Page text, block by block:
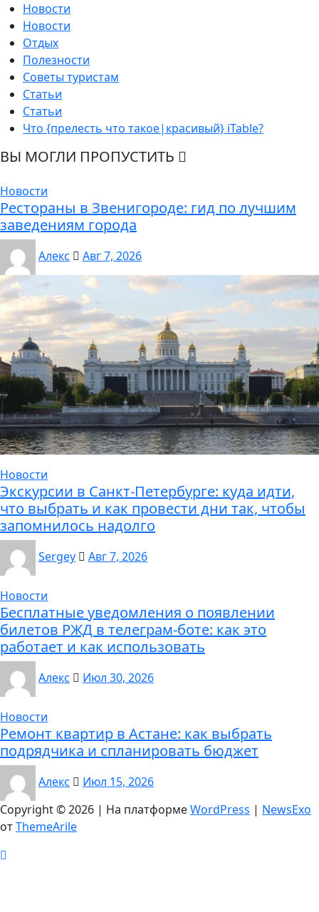
Новости
Новости
Отдых
Полезности
Советы туристам
Статьи
Статьи
Что {прелесть что такое|красивый} iTable?
ВЫ МОГЛИ ПРОПУСТИТЬ
Новости
Рестораны в Звенигороде: гид по лучшим
заведениям города
Алекс Авг 7, 2026
Новости
Экскурсии в Санкт-Петербурге: куда идти,
что выбрать и как провести дни так, чтобы
запомнилось надолго
Sergey Авг 7, 2026
Новости
Бесплатные уведомления о появлении
билетов РЖД в телеграм-боте: как это
работает и как использовать
Алекс Июл 30, 2026
Новости
Ремонт квартир в Астане: как выбрать
подрядчика и спланировать бюджет
Алекс
Июл 15, 2026
Copyright © 2026 | На платформеWordPress | NewsExo
отThemeArile